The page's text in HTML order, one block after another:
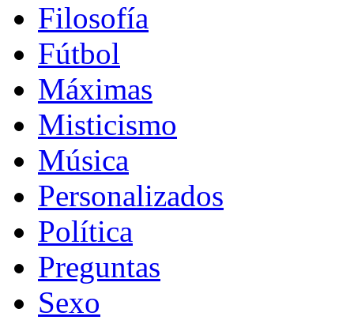
Filosofía
Fútbol
Máximas
Misticismo
Música
Personalizados
Política
Preguntas
Sexo